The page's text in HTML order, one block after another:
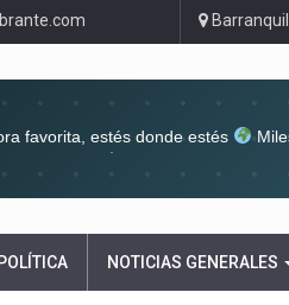
favorita, estés donde estés
POLÍTICA NOTICIAS GENERALES